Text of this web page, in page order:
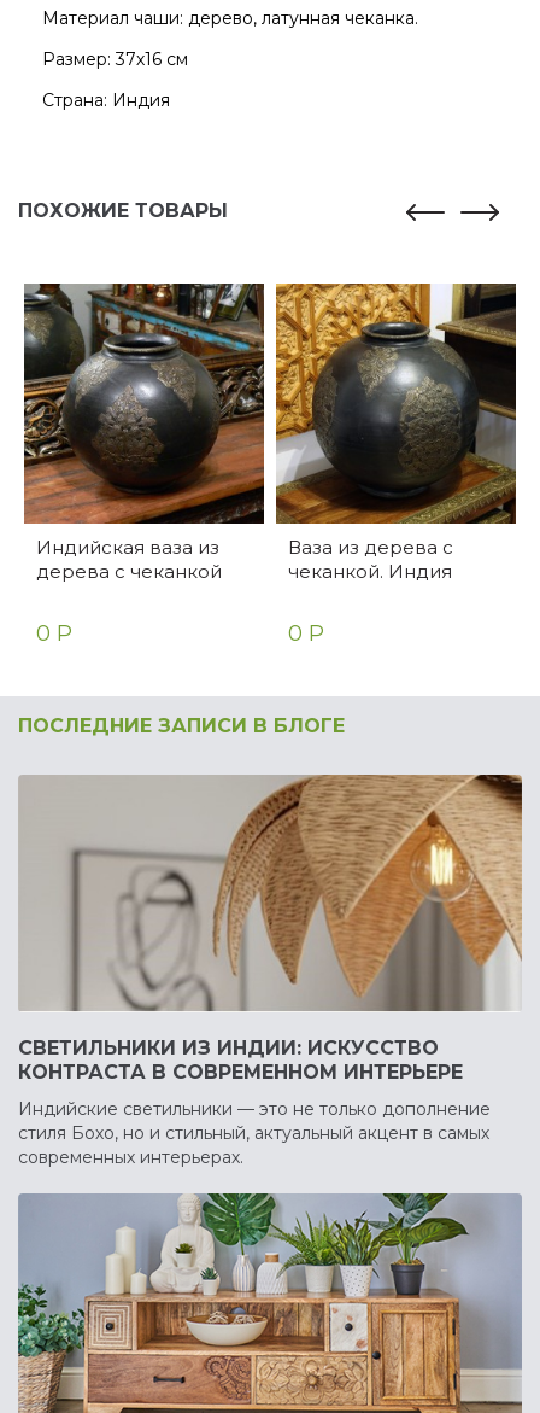
Материал чаши: дерево, латунная чеканка.
Размер: 37х16 см
Страна: Индия
ПОХОЖИЕ ТОВАРЫ
Индийская ваза из
дерева с чеканкой
0 Р
Ваза из дерева с
чеканкой. Индия
0 Р
ПОСЛЕДНИЕ ЗАПИСИ В БЛОГЕ
СВЕТИЛЬНИКИ ИЗ ИНДИИ: ИСКУССТВО
КОНТРАСТА В СОВРЕМЕННОМ ИНТЕРЬЕРЕ
Индийские светильники — это не только дополнение
стиля Бохо, но и стильный, актуальный акцент в самых
современных интерьерах.